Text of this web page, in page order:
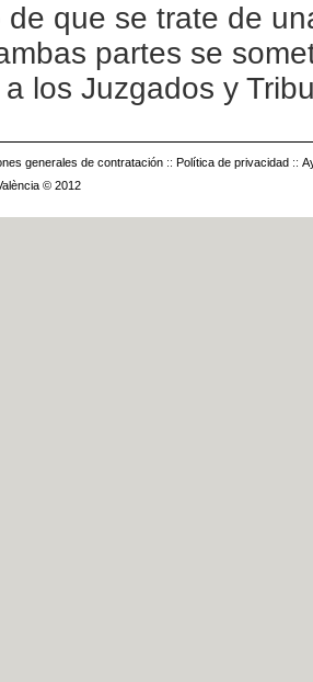
de que se trate de
partes se
los Juzgados y
generales de contratación :: Política de privacidad ::
© 2012